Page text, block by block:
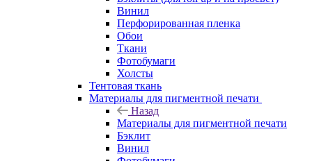
Винил
Перфорированная пленка
Обои
Ткани
Фотобумаги
Холсты
Тентовая ткань
Материалы для пигментной печати
Назад
Материалы для пигментной печати
Бэклит
Винил